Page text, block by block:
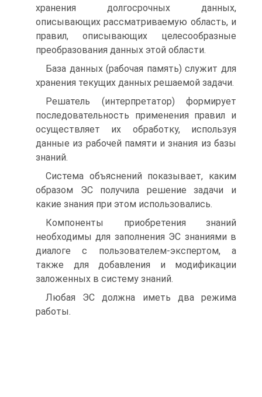
хранения долгосрочных данных,
описывающих рассматриваемую область, и
правил, описывающих целесообразные
преобразования данных этой области.
База данных (рабочая память) служит для
хранения текущих данных решаемой задачи.
Решатель (интерпретатор) формирует
последовательность применения правил и
осуществляет их обработку, используя
данные из рабочей памяти и знания из базы
знаний.
Система объяснений показывает, каким
образом ЭС получила решение задачи и
какие знания при этом использовались.
Компоненты приобретения знаний
необходимы для заполнения ЭС знаниями в
диалоге с пользователем-экспертом, а
также для добавления и модификации
заложенных в систему знаний.
Любая ЭС должна иметь два режима
работы.